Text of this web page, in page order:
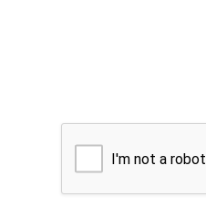
I'm not a robot